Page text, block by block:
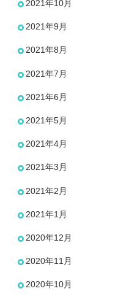
2021年10月
2021年9月
2021年8月
2021年7月
2021年6月
2021年5月
2021年4月
2021年3月
2021年2月
2021年1月
2020年12月
2020年11月
2020年10月